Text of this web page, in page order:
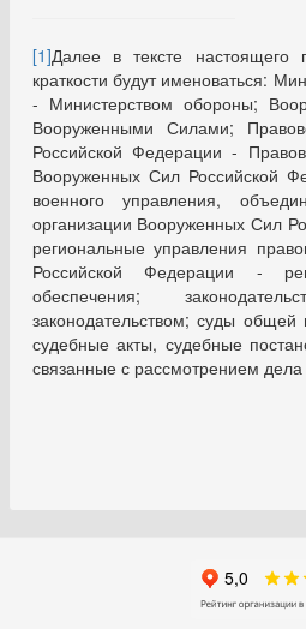
[1]Далее в тексте настоящего
краткости будут именоваться:
- Министерством обороны;
Вооруженными Силами;
Российской Федерации -
Вооруженных Сил Российской
военного управления,
организации Вооруженных Сил
региональные управления
Российской Федерации -
обеспечения;
законодательством; суды
судебные акты, судебные
связанные с рассмотрением